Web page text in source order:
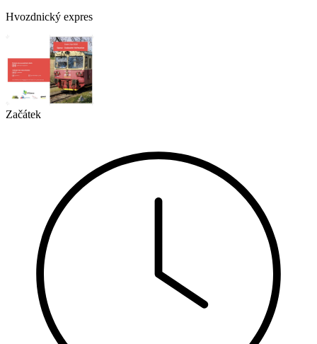
Hvozdnický expres
Začátek